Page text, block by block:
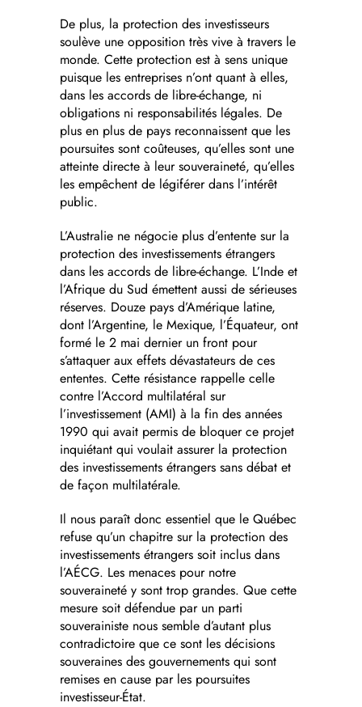
De plus, la protection des investisseurs
soulève une opposition très vive à travers le
monde. Cette protection est à sens unique
puisque les entreprises n’ont quant à elles,
dans les accords de libre-échange, ni
obligations ni responsabilités légales. De
plus en plus de pays reconnaissent que les
poursuites sont coûteuses, qu’elles sont une
atteinte directe à leur souveraineté, qu’elles
les empêchent de légiférer dans l’intérêt
public.
L’Australie ne négocie plus d’entente sur la
protection des investissements étrangers
dans les accords de libre-échange. L’Inde et
l’Afrique du Sud émettent aussi de sérieuses
réserves. Douze pays d’Amérique latine,
dont l’Argentine, le Mexique, l’Équateur, ont
formé le 2 mai dernier un front pour
s’attaquer aux effets dévastateurs de ces
ententes. Cette résistance rappelle celle
contre l’Accord multilatéral sur
l’investissement (AMI) à la fin des années
1990 qui avait permis de bloquer ce projet
inquiétant qui voulait assurer la protection
des investissements étrangers sans débat et
de façon multilatérale.
Il nous paraît donc essentiel que le Québec
refuse qu’un chapitre sur la protection des
investissements étrangers soit inclus dans
l’AÉCG. Les menaces pour notre
souveraineté y sont trop grandes. Que cette
mesure soit défendue par un parti
souverainiste nous semble d’autant plus
contradictoire que ce sont les décisions
souveraines des gouvernements qui sont
remises en cause par les poursuites
investisseur-État.